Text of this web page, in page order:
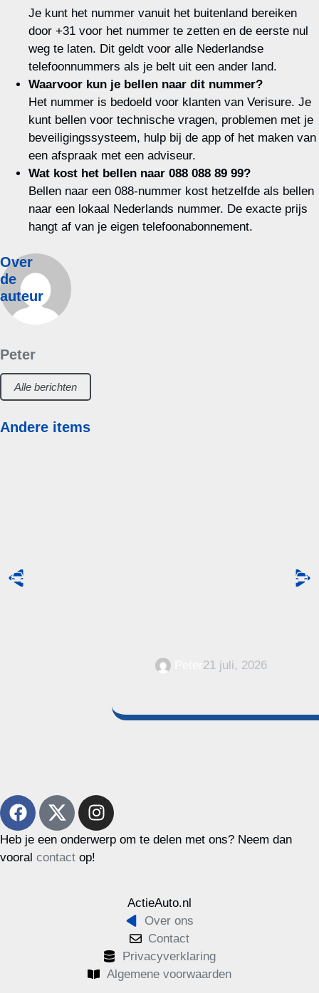
Je kunt het nummer vanuit het buitenland bereiken
door +31 voor het nummer te zetten en de eerste nul
weg te laten. Dit geldt voor alle Nederlandse
telefoonnummers als je belt uit een ander land.
Waarvoor kun je bellen naar dit nummer?
Het nummer is bedoeld voor klanten van Verisure. Je
kunt bellen voor technische vragen, problemen met je
beveiligingssysteem, hulp bij de app of het maken van
een afspraak met een adviseur.
Wat kost het bellen naar 088 088 89 99?
Bellen naar een 088-nummer kost hetzelfde als bellen
naar een lokaal Nederlands nummer. De exacte prijs
hangt af van je eigen telefoonabonnement.
Over
de
auteur
Peter
Alle berichten
Andere items
21 juli, 2026
Heb je een onderwerp om te delen met ons? Neem dan
vooral contact op!
ActieAuto.nl
Over ons
Contact
Privacyverklaring
Algemene voorwaarden